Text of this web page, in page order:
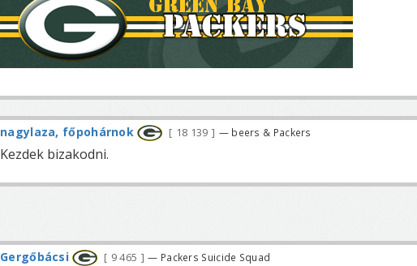
nagylaza, főpohárnok 18 139 — beers & Packers
Kezdek bizakodni.
Gergőbácsi 9 465 — Packers Suicide Squad